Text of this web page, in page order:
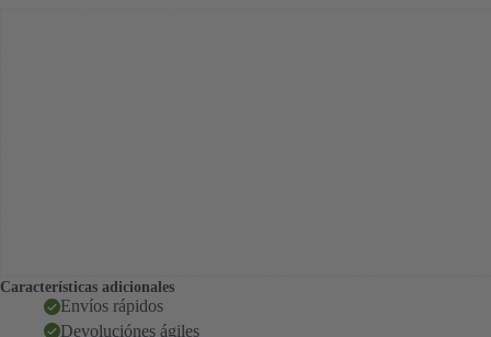
Características adicionales
Envíos rápidos
Devoluciónes ágiles